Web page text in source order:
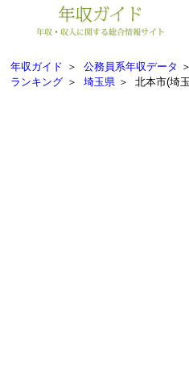
年収ガイド ＞ 公務員系年収データ ＞
ランキング ＞ 埼玉県 ＞ 北本市(埼